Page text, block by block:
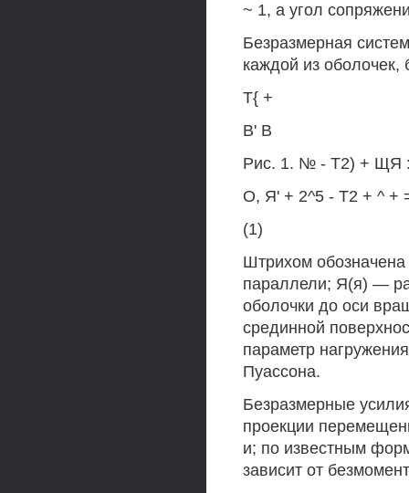
~ 1, а угол
Безразмерная
каждой из
Т{ +
В' В
Рис. 1. № - Т2) + ЩЯ
О, Я' + 2^5 - Т2 + ^ +
(1)
Штрихом
параллели; Я(я) —
оболочки до оси
срединной
параметр
Пуассона.
Безразмерные
проекции
и; по известным
зависит от